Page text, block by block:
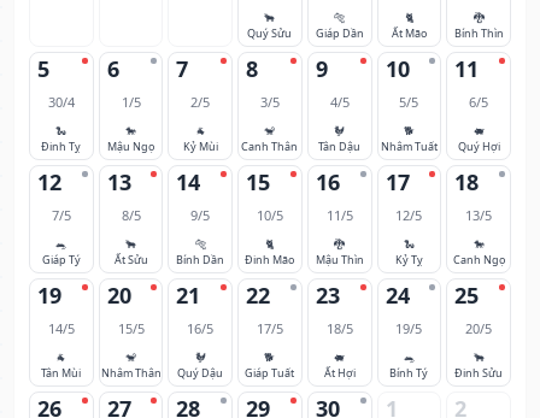
🐂
Quý Sửu
🐅
Giáp Dần
🐈
Ất Mão
🐉
Bính Thìn
5
30/4
🐍
Đinh Tỵ
6
1/5
🐎
Mậu Ngọ
7
2/5
🐐
Kỷ Mùi
8
3/5
🐒
Canh Thân
9
4/5
🐓
Tân Dậu
10
5/5
🐕
Nhâm Tuất
11
6/5
🐖
Quý Hợi
12
7/5
🐀
Giáp Tý
13
8/5
🐂
Ất Sửu
14
9/5
🐅
Bính Dần
15
10/5
🐈
Đinh Mão
16
11/5
🐉
Mậu Thìn
17
12/5
🐍
Kỷ Tỵ
18
13/5
🐎
Canh Ngọ
19
14/5
🐐
Tân Mùi
20
15/5
🐒
Nhâm Thân
21
16/5
🐓
Quý Dậu
22
17/5
🐕
Giáp Tuất
23
18/5
🐖
Ất Hợi
24
19/5
🐀
Bính Tý
25
20/5
🐂
Đinh Sửu
26 27 28 29 30 1 2